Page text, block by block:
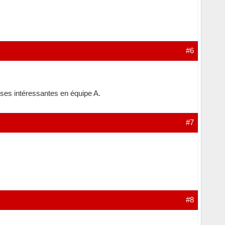
#6
intéressantes en équipe A.
#7
#8